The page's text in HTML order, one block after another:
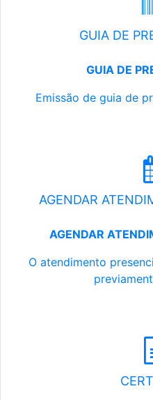
GUIA DE
GUIA DE
Emissão de guia de
AGENDAR
AGENDAR
O atendimento